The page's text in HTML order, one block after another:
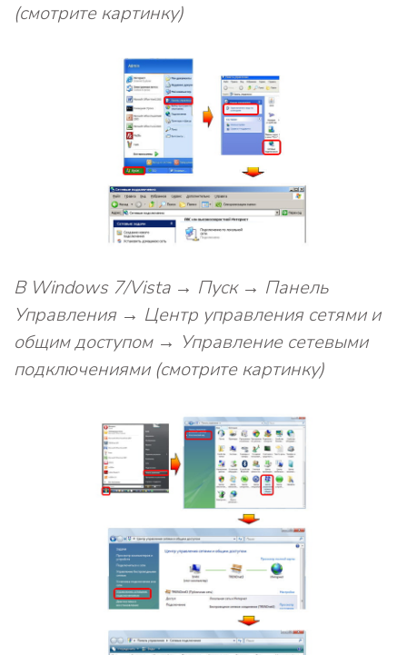
(смотрите картинку)
В Windows 7/Vista → Пуск → Панель
Управления → Центр управления сетями и
общим доступом → Управление сетевыми
подключениями (смотрите картинку)